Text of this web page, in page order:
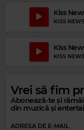
Magic Party
Kiss
KISS
Kiss
KISS
Vrei să fim
Abonează-te și
din muzică și
ADRESA DE E-MAIL